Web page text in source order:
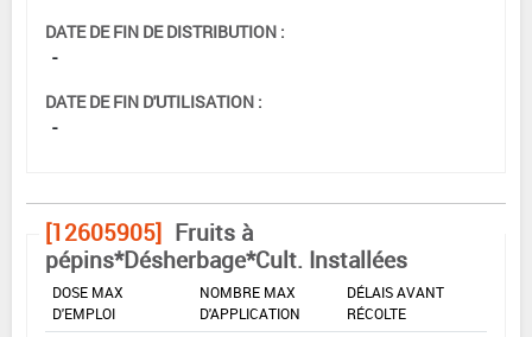
DATE DE FIN DE DISTRIBUTION :
-
DATE DE FIN D'UTILISATION :
-
[12605905] Fruits à
pépins*Désherbage*Cult. Installées
DOSE MAX
D'EMPLOI
NOMBRE MAX
D'APPLICATION
DÉLAIS AVANT
RÉCOLTE